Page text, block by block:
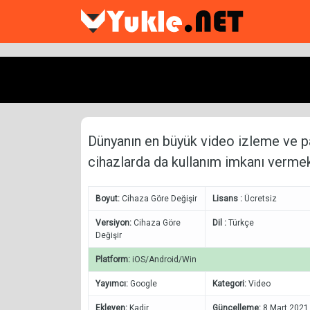
Dünyanın en büyük video izleme
cihazlarda da kullanım imkanı
Boyut: Cihaza Göre Değişir Lisans : Ücretsiz
Versiyon: Cihaza Göre
Değişir
Dil : Türkçe
Platform: iOS/Android/Win
Yayımcı: Google Kategori: Video
Ekleyen: Kadir Güncelleme: 8 Mart 2021